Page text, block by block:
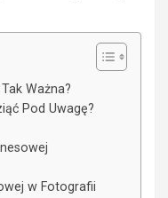
Ważna?
Pod Uwagę?
w Fotografii